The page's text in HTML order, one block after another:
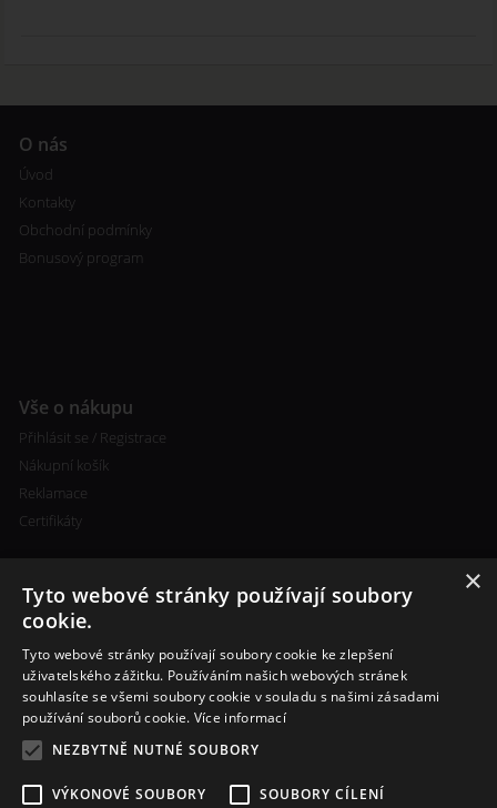
O nás
Úvod
Kontakty
Obchodní podmínky
Bonusový program
Vše o nákupu
Přihlásit se / Registrace
Nákupní košík
Reklamace
Certifikáty
Kontakty
+420 773 693 673
info@cigareta-shop.cz
×
Tyto webové stránky používají soubory
cookie.
Tyto webové stránky používají soubory cookie ke zlepšení
uživatelského zážitku. Používáním našich webových stránek
souhlasíte se všemi soubory cookie v souladu s našimi zásadami
používání souborů cookie. Více informací
NEZBYTNĚ NUTNÉ SOUBORY
VÝKONOVÉ SOUBORY SOUBORY CÍLENÍ